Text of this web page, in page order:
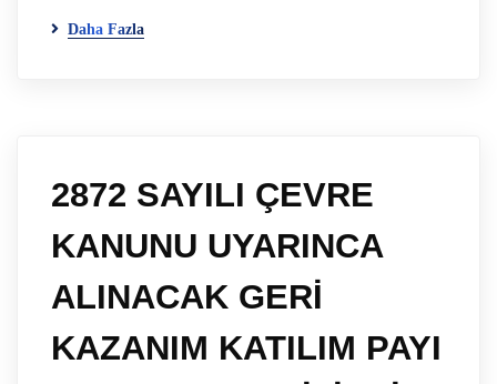
Daha Fazla
2872 SAYILI ÇEVRE
KANUNU UYARINCA
ALINACAK GERİ
KAZANIM KATILIM PAYI